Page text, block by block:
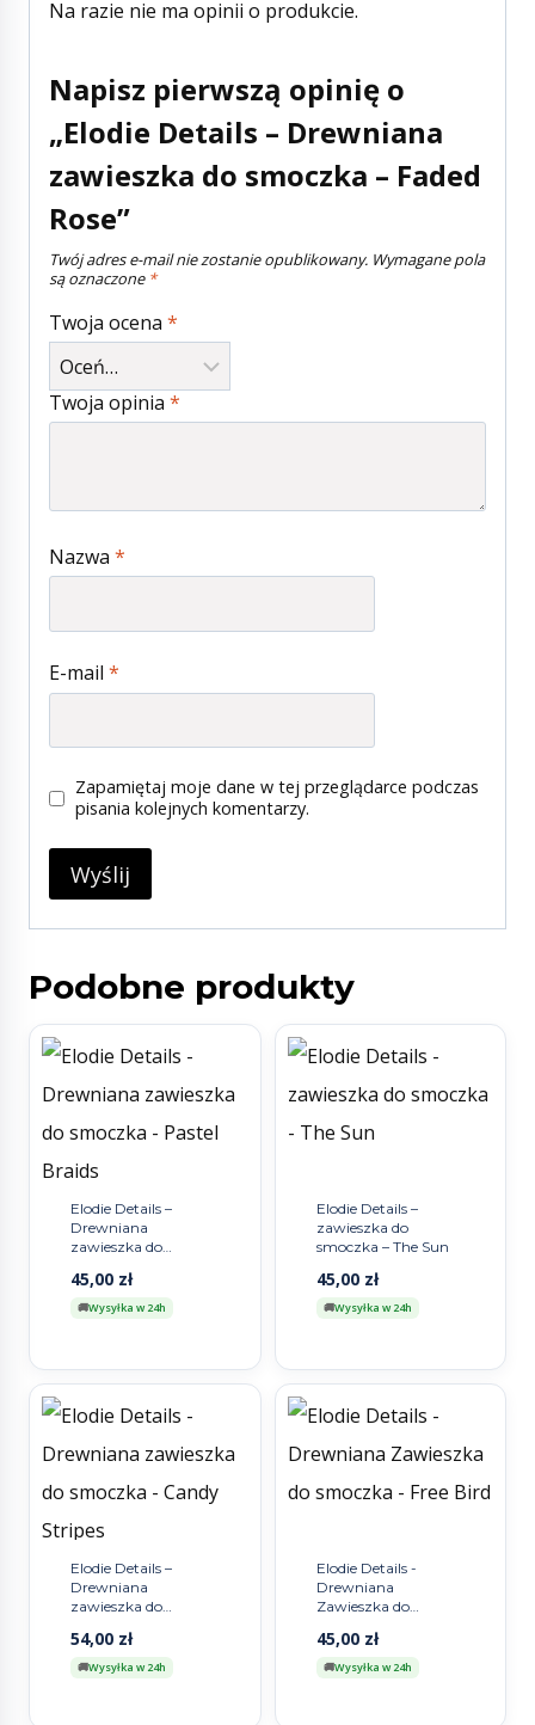
Na razie nie ma opinii o produkcie.
Napisz pierwszą opinię o
„Elodie Details – Drewniana
zawieszka do smoczka – Faded
Rose”
Twój adres e-mail nie zostanie opublikowany. Wymagane pola
są oznaczone *
Twoja ocena *
Twoja opinia *
Nazwa *
E-mail *
Zapamiętaj moje dane w tej przeglądarce podczas
pisania kolejnych komentarzy.
Podobne produkty
Elodie Details –
Drewniana
zawieszka do
Braids
45,00 zł
Wysyłka w 24h
Elodie Details –
zawieszka do
smoczka – The Sun
45,00 zł
Wysyłka w 24h
Elodie Details –
Drewniana
zawieszka do
Stripes
54,00 zł
Wysyłka w 24h
Elodie Details -
Drewniana
Zawieszka do
45,00 zł
Wysyłka w 24h